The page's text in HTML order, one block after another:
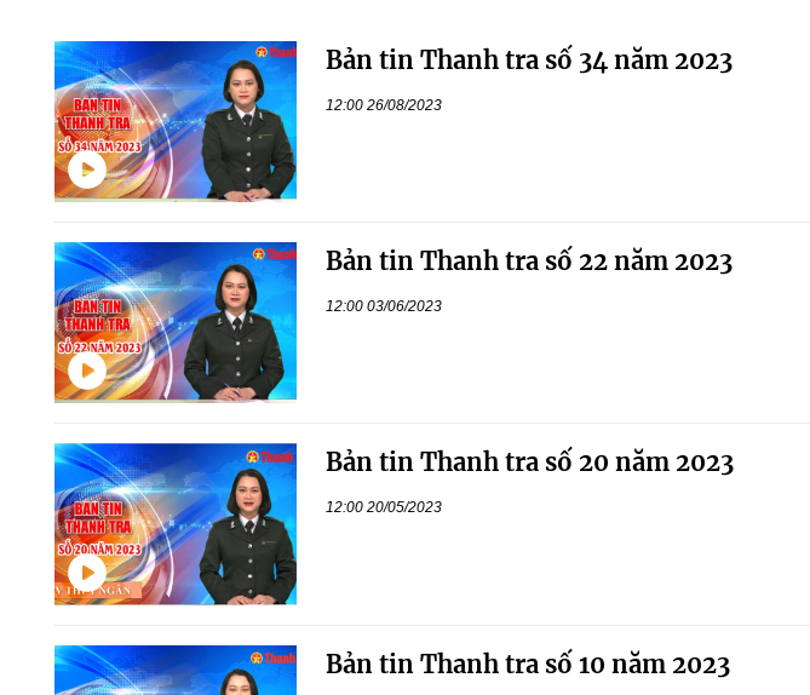
Bản tin Thanh tra số 34 năm 2023
12:00 26/08/2023
Bản tin Thanh tra số 22 năm 2023
12:00 03/06/2023
Bản tin Thanh tra số 20 năm 2023
12:00 20/05/2023
Bản tin Thanh tra số 10 năm 2023